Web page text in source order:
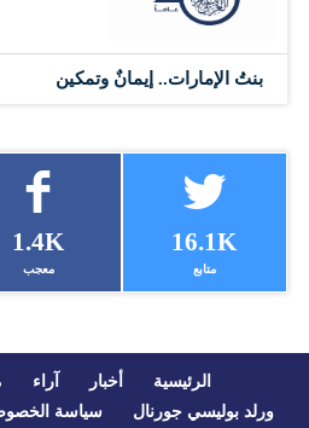
بنتُ الإمارات.. إيمانٌ وتمكين
1.4K
معجب
16.1K
متابع
الرئيسية أخبار آراء
ورلد بوليسي جورنال
سياسة